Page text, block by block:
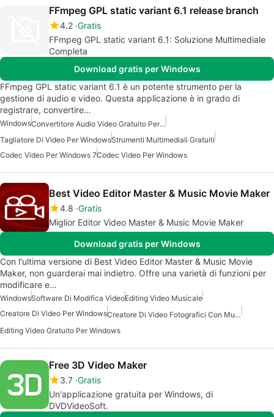
FFmpeg GPL static variant 6.1 release branch
4.2 Gratis
FFmpeg GPL static variant 6.1: Soluzione Multimediale
Completa
Download gratis per Windows
FFmpeg GPL static variant 6.1 è un potente strumento per la
gestione di audio e video. Questa applicazione è in grado di
registrare, convertire…
Windows
Convertitore Audio Video Gratuito Per Windows
Tagliatore Di Video Per WindowsStrumenti Multimediali Gratuiti
Codec Video Per Windows 7Codec Video Per Windows
Best Video Editor Master & Music Movie Maker
4.8 Gratis
Miglior Editor Video Master & Music Movie Maker
Download gratis per Windows
Con l'ultima versione di Best Video Editor Master & Music Movie
Maker, non guarderai mai indietro. Offre una varietà di funzioni per
modificare e…
WindowsSoftware Di Modifica VideoEditing Video Musicale
Creatore Di Video Per Windows
Creatore Di Video Fotografici Con Musica
Editing Video Gratuito Per Windows
Free 3D Video Maker
3.7 Gratis
Un'applicazione gratuita per Windows, di
DVDVideoSoft.